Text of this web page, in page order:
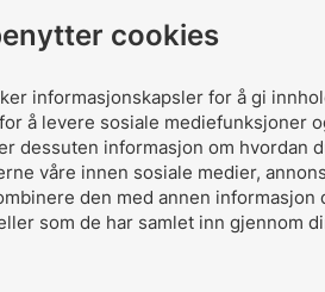
cookies
informasjonskapsler for å gi
å levere sosiale mediefunksjoner
dessuten informasjon om hvordan
våre innen sosiale medier,
den med annen
som de har samlet inn gjennom